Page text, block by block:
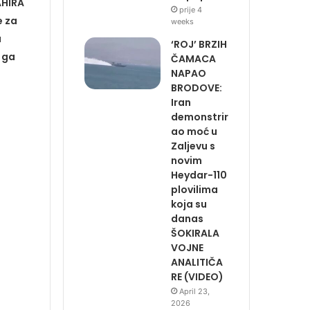
za
prije 4
weeks
‘ROJ’ BRZIH
ČAMACA
NAPAO
BRODOVE:
Iran
demonstrir
ao moć u
Zaljevu s
novim
Heydar-110
plovilima
koja su
danas
ŠOKIRALA
VOJNE
ANALITIČA
RE (VIDEO)
April 23,
2026